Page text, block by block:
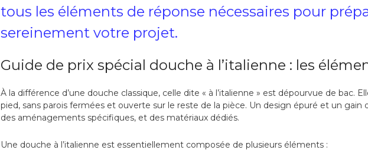
tous les éléments de réponse nécessaires pour
sereinement votre projet.
Guide de prix spécial douche à l’italienne : les
À la différence d’une douche classique, celle dite « à l’italienne » est dépourvue de bac.
pied, sans parois fermées et ouverte sur le reste de la pièce. Un design épuré et un gain
des aménagements spécifiques, et des matériaux dédiés.
Une douche à l’italienne est essentiellement composée de plusieurs éléments :